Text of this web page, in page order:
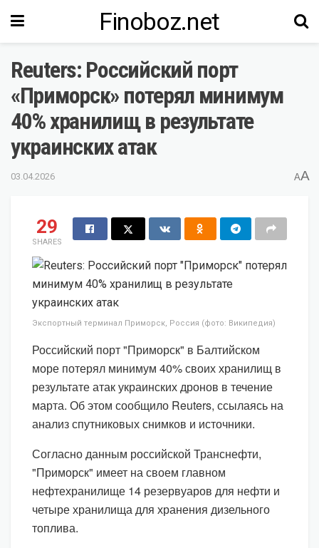
Finoboz.net
Reuters: Российский порт
«Приморск» потерял минимум
40% хранилищ в результате
украинских атак
03.04.2026 AA
29
SHARES
Экспортный терминал Приморск, Россия (фото: Википедия)
Российский порт "Приморск" в Балтийском
море потерял минимум 40% своих хранилищ в
результате атак украинских дронов в течение
марта. Об этом сообщило Reuters, ссылаясь на
анализ спутниковых снимков и источники.
Согласно данным российской Транснефти,
"Приморск" имеет на своем главном
нефтехранилище 14 резервуаров для нефти и
четыре хранилища для хранения дизельного
топлива.